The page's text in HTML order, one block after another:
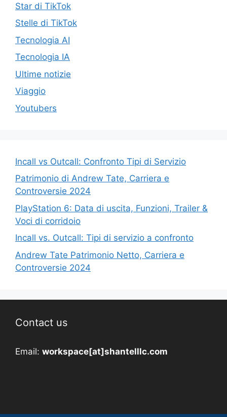
Star di TikTok
Stelle di TikTok
Tecnologia AI
Tecnologia IA
Ultime notizie
Viaggio
Youtubers
Incall vs Outcall: Confronto Tipi di Servizio
Patrimonio di Andrew Tate, Carriera e
Controversie 2024
PlayStation 6: Data di uscita, Funzioni, Trailer &
Voci di corridoio
Incall vs. Outcall: Tipi di servizio a confronto
Andrew Tate Patrimonio Netto, Carriera e
Controversie 2024
Contact us
Email: workspace[at]shantelllc.com